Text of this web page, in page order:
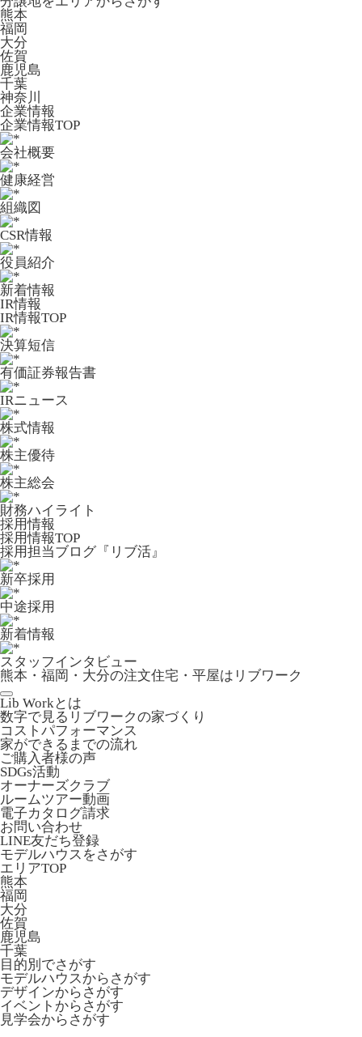
熊本
福岡
大分
佐賀
鹿児島
千葉
神奈川
企業情報
企業情報TOP
会社概要
健康経営
組織図
CSR情報
役員紹介
新着情報
IR情報
IR情報TOP
決算短信
有価証券報告書
IRニュース
株式情報
株主優待
株主総会
財務ハイライト
採用情報
採用情報TOP
採用担当ブログ『リブ活』
新卒採用
中途採用
新着情報
スタッフインタビュー
熊本・福岡・大分の注文住宅・平屋はリブワーク
Lib Workとは
数字で見るリブワークの家づくり
コストパフォーマンス
家ができるまでの流れ
ご購入者様の声
SDGs活動
オーナーズクラブ
ルームツアー動画
電子カタログ請求
お問い合わせ
LINE友だち登録
モデルハウスをさがす
エリアTOP
熊本
福岡
大分
佐賀
鹿児島
千葉
目的別でさがす
モデルハウスからさがす
デザインからさがす
イベントからさがす
見学会からさがす